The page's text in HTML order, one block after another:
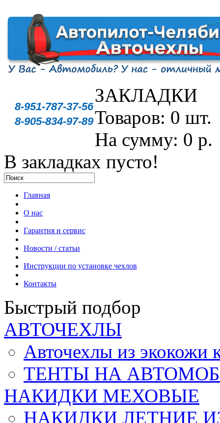
8-951-787-37-56
8-905-834-97-89
ЗАКЛАДКИ
Товаров: 0 шт.
На сумму: 0 р.
В закладках пусто!
Главная
О нас
Гарантия и сервис
Новости / статьи
Инструкции по установке чехлов
Контакты
Быстрый подбор
АВТОЧЕХЛЫ
Авточехлы из
ТЕНТЫ НА
НАКИДКИ МЕХОВЫЕ
НАКИДКИ ЛЕТНИЕ